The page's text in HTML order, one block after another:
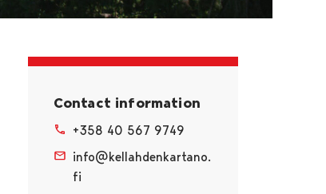
Contact information
+358 40 567 9749
info@kellahdenkartano.
fi